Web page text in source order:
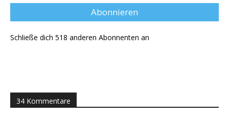
Adresse
Abonnieren
Schließe dich 518 anderen Abonnenten an
34 Kommentare